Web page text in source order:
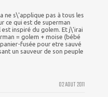
ne s\'applique pas à tous les
ce qui est de superman
inspiré du golem. Et j\'irai
= golem + moise (bébé
fusée pour etre sauvé
un sauveur de son peuple
02 AOUT 2011